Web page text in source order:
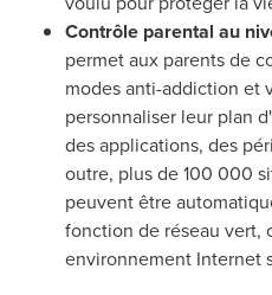
Contrôle parental au
permet aux parents de
modes anti-addiction et
personnaliser leur plan
des applications, des
outre, plus de 100 000
peuvent être
fonction de réseau vert,
environnement Internet